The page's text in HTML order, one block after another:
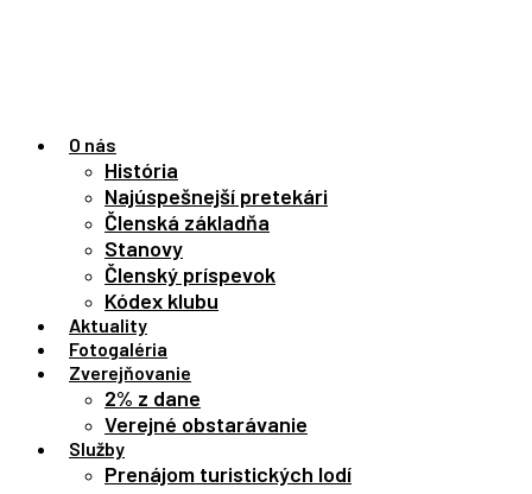
O nás
História
Najúspešnejší pretekári
Členská základňa
Stanovy
Členský príspevok
Kódex klubu
Aktuality
Fotogaléria
Zverejňovanie
2% z dane
Verejné obstarávanie
Služby
Prenájom turistických lodí